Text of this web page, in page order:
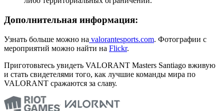
Дополнительная информация:
Узнать больше можно на valorantesports.com. Фотографии с
мероприятий можно найти на Flickr.
Приготовьтесь увидеть VALORANT Masters Santiago вживую
и стать свидетелями того, как лучшие команды мира по
VALORANT сражаются за славу.